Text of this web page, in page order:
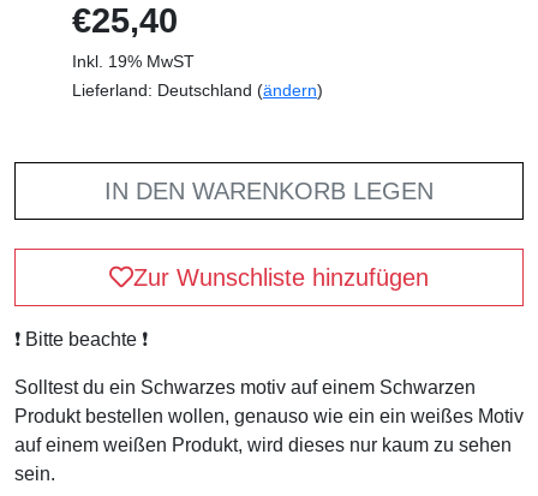
€25,40
Inkl. 19% MwST
Lieferland: Deutschland (ändern)
IN DEN WARENKORB LEGEN
Zur Wunschliste hinzufügen
❗️ Bitte beachte ❗️
Solltest du ein Schwarzes motiv auf einem Schwarzen
Produkt bestellen wollen, genauso wie ein ein weißes Motiv
auf einem weißen Produkt, wird dieses nur kaum zu sehen
sein.